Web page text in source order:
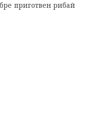
приготвен рибай